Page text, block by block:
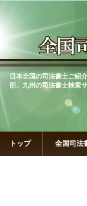
日本全国の司法書士ご紹
部、九州の司法書士検索
トップ 全国司法